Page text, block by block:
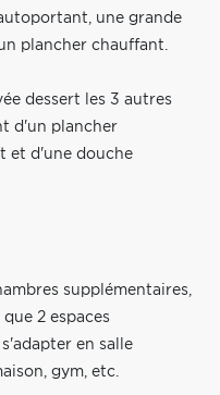
une grande
plancher chauffant.
dessert les 3 autres
d'un plancher
et d'une douche
supplémentaires,
2 espaces
en salle
gym, etc.